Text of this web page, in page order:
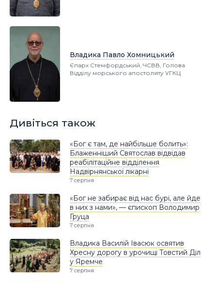
Владика Павло Хомницький
Єпарх Стемфордський, ЧСВВ, Голова
Відділу морського апостоляту УГКЦ
Дивіться також
«Бог є там, де найбільше болить»:
Блаженніший Святослав відвідав
реабілітаційне відділення
Надвірнянської лікарні
7 серпня
«Бог не забирає від нас бурі, але йде
в них з нами», — єпископ Володимир
Груца
7 серпня
Владика Василій Івасюк освятив
Хресну дорогу в урочищі Товстий Діл
у Яремче
7 серпня